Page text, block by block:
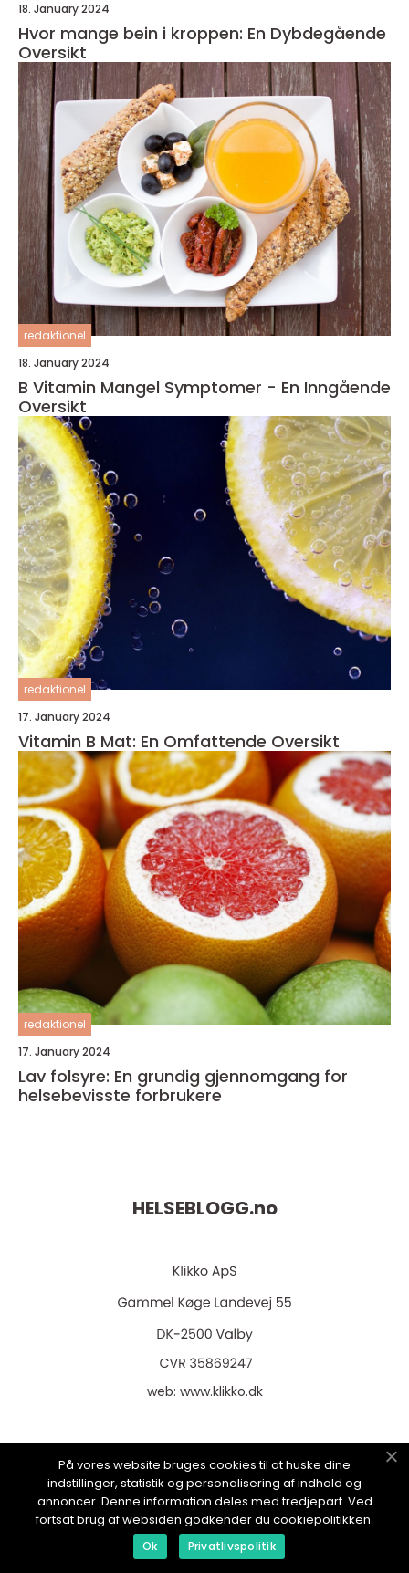
18. January 2024
Hvor mange bein i kroppen: En Dybdegående
Oversikt
redaktionel
18. January 2024
B Vitamin Mangel Symptomer - En Inngående
Oversikt
redaktionel
17. January 2024
Vitamin B Mat: En Omfattende Oversikt
redaktionel
17. January 2024
Lav folsyre: En grundig gjennomgang for
helsebevisste forbrukere
HELSEBLOGG.no
web: www.klikko.dk
Menu
Reklame
På vores website bruges cookies til at huske dine
indstillinger, statistik og personalisering af indhold og
annoncer. Denne information deles med tredjepart. Ved
fortsat brug af websiden godkender du cookiepolitikken.
Ok Privatlivspolitik